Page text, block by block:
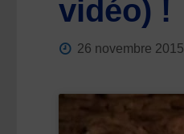
vidéo) !
26 novembre 2015